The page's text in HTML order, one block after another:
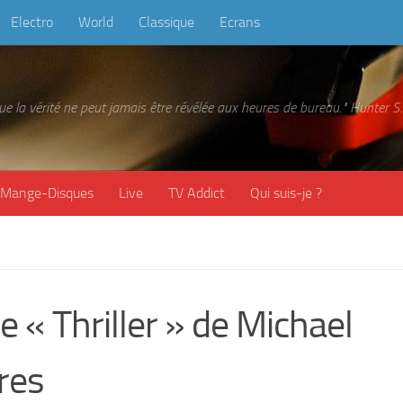
Electro World Classique Ecrans
la vérité ne peut jamais être révélée aux heures de bureau." Hunter
Mange-Disques Live TV Addict Qui suis-je ?
« Thriller » de Michael